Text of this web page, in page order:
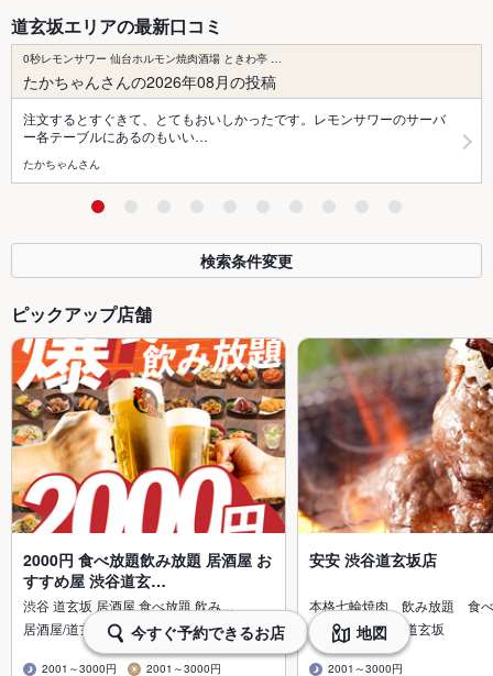
道玄坂エリアの最新口コミ
0秒レモンサワー 仙台ホルモン焼肉酒場 ときわ亭 …
たかちゃんさんの2026年08月の投稿
注文するとすぐきて、とてもおいしかったです。レモンサワーのサーバ
ー各テーブルにあるのもいい…
たかちゃんさん
検索条件変更
ピックアップ店舗
2000円 食べ放題飲み放題 居酒屋 お
すすめ屋 渋谷道玄…
渋谷 道玄坂 居酒屋 食べ放題 飲み…
居酒屋/道玄坂
2001～3000円 2001～3000円
安安 渋谷道玄坂店
本格七輪焼肉 飲み放題 食
焼肉・ホルモン/道玄坂
2001～3000円
今すぐ予約できるお店 地図